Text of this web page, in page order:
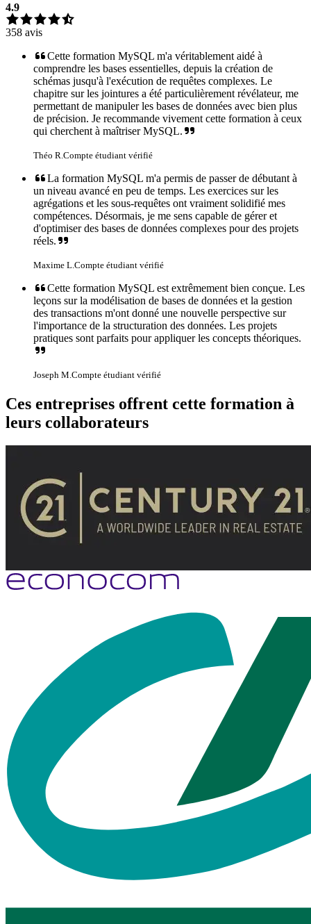
4.9
358 avis
Cette formation MySQL m'a véritablement aidé à
comprendre les bases essentielles, depuis la création de
schémas jusqu'à l'exécution de requêtes complexes. Le
chapitre sur les jointures a été particulièrement révélateur, me
permettant de manipuler les bases de données avec bien plus
de précision. Je recommande vivement cette formation à ceux
qui cherchent à maîtriser MySQL.
Théo R. Compte étudiant vérifié
La formation MySQL m'a permis de passer de débutant à
un niveau avancé en peu de temps. Les exercices sur les
agrégations et les sous-requêtes ont vraiment solidifié mes
compétences. Désormais, je me sens capable de gérer et
d'optimiser des bases de données complexes pour des projets
réels.
Maxime L. Compte étudiant vérifié
Cette formation MySQL est extrêmement bien conçue. Les
leçons sur la modélisation de bases de données et la gestion
des transactions m'ont donné une nouvelle perspective sur
l'importance de la structuration des données. Les projets
pratiques sont parfaits pour appliquer les concepts théoriques.
Joseph M. Compte étudiant vérifié
Ces entreprises offrent cette formation à
leurs collaborateurs